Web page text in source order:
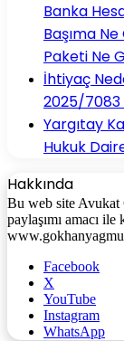
Banka
Başıma
Paketi Ne
İhtiyaç
2025/7083
Yargıtay
Hukuk
Hakkında
Bu web site Avukat
paylaşımı amacı
Facebook
X
YouTube
Instagram
WhatsApp